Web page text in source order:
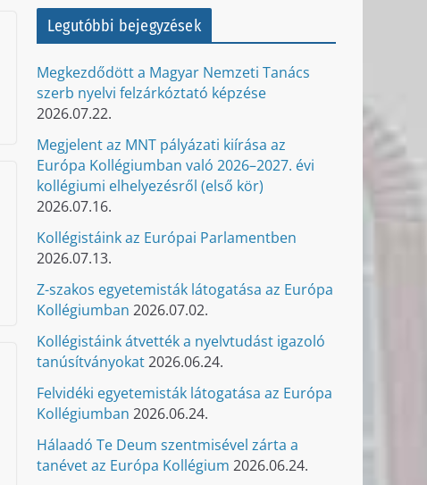
Legutóbbi bejegyzések
Megkezdődött a Magyar Nemzeti Tanács
szerb nyelvi felzárkóztató képzése
2026.07.22.
Megjelent az MNT pályázati kiírása az
Európa Kollégiumban való 2026–2027. évi
kollégiumi elhelyezésről (első kör)
2026.07.16.
Kollégistáink az Európai Parlamentben
2026.07.13.
Z-szakos egyetemisták látogatása az Európa
Kollégiumban 2026.07.02.
Kollégistáink átvették a nyelvtudást igazoló
tanúsítványokat2026.06.24.
Felvidéki egyetemisták látogatása az Európa
Kollégiumban 2026.06.24.
Hálaadó Te Deum szentmisével zárta a
tanévet az Európa Kollégium 2026.06.24.